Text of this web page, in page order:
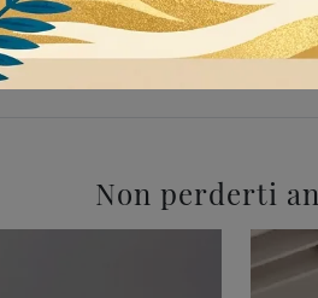
Voghera
Non perderti